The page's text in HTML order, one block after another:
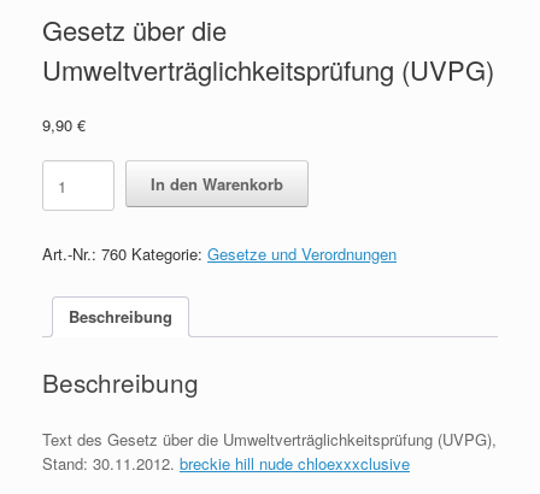
Gesetz über die
Umweltverträglichkeitsprüfung (UVPG)
9,90 €
Gesetz
über
die
(UVPG)
In den Warenkorb
Art.-Nr.: 760 Kategorie: Gesetze und Verordnungen
Beschreibung
Beschreibung
Text des Gesetz über die Umweltverträglichkeitsprüfung (UVPG),
Stand: 30.11.2012. breckie hill nude chloexxxclusive